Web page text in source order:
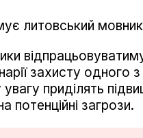
литовський мовник
захисту одного
приділять
загрози.